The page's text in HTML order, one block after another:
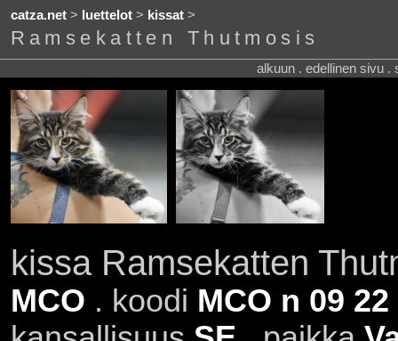
catza.net> luettelot> kissat>
Ramsekatten Thutmosis
alkuun . edellinen sivu .
kissa Ramsekatten
MCO . koodi MCO n 09 22